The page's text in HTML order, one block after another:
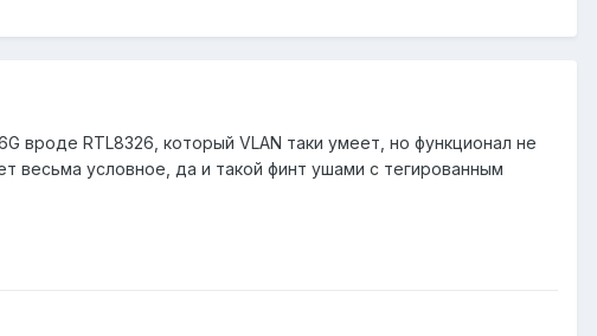
вроде RTL8326, который VLAN таки умеет, но функционал не
весьма условное, да и такой финт ушами с тегированным